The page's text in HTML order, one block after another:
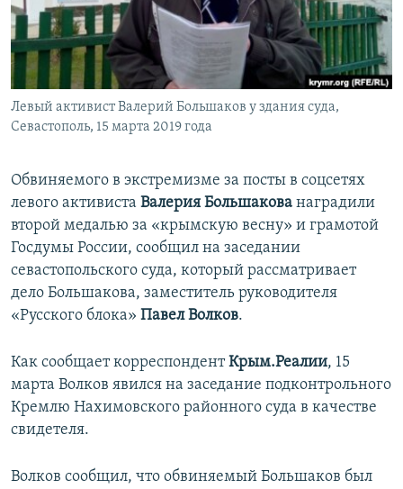
ПОБЕДИТЕЛЕЙ НЕ СУДЯТ?
КРЫМ.НЕПОКОРЕННЫЙ
УКРАИНСКАЯ ПРОБЛЕМА КРЫМА
ПРИСОЕДИНЯЙТЕСЬ!
Все сайты RFE/RL
Левый активист Валерий Большаков у здания суда,
Севастополь, 15 марта 2019 года
Обвиняемого в экстремизме за посты в соцсетях
левого активиста Валерия Большакова наградили
второй медалью за «крымскую весну» и грамотой
Госдумы России, сообщил на заседании
севастопольского суда, который рассматривает
дело Большакова, заместитель руководителя
«Русского блока» Павел Волков.
Как сообщает корреспондентКрым.Реалии, 15
марта Волков явился на заседание подконтрольного
Кремлю Нахимовского районного суда в качестве
свидетеля.
Волков сообщил, что обвиняемый Большаков был